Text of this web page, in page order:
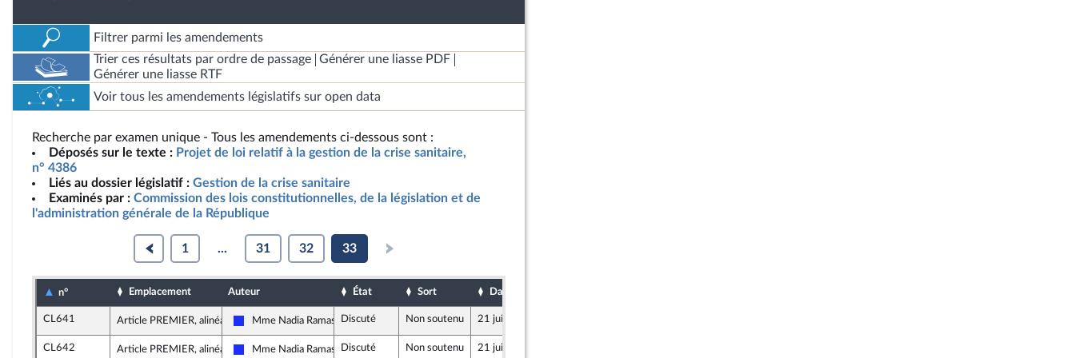
Filtrer parmi les amendements
Trier ces résultats par ordre de passage
Générer une liasse PDF
Générer une liasse RTF
Voir tous les amendements législatifs sur open data
Recherche par examen unique - Tous les amendements ci-dessous sont :
Déposés sur le texte : Projet de loi relatif à la gestion de la crise sanitaire,
n° 4386
Liés au dossier législatif : Gestion de la crise sanitaire
Examinés par : Commission des lois constitutionnelles, de la législation et de
l'administration générale de la République
1 ... 31 32 33
n° Emplacement Auteur État Sort Date d'examen
CL641 Article PREMIER, alinéa 14
Les Républicains
Mme Nadia RamassamyDiscuté Non soutenu 21 juillet 2021
CL642 Article PREMIER, alinéa 9
Les Républicains
Mme Nadia RamassamyDiscuté Non soutenu 21 juillet 2021